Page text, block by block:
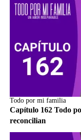
Todo por mi familia
Capítulo 162 Todo
reconcilian